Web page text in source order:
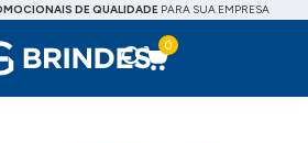
DE QUALIDADEPARA SUA EMPRESA
0